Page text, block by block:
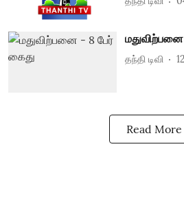
தந்தி டிவி
Read More